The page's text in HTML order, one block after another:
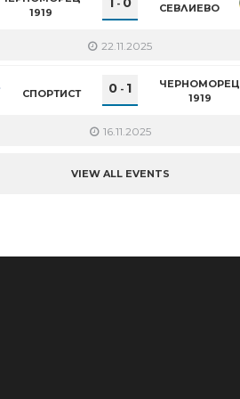
1919
- СЕВЛИЕВО
22.11.2025
СПОРТИСТ 0 - 1
ЧЕРНОМОРЕЦ
1919
16.11.2025
VIEW ALL EVENTS